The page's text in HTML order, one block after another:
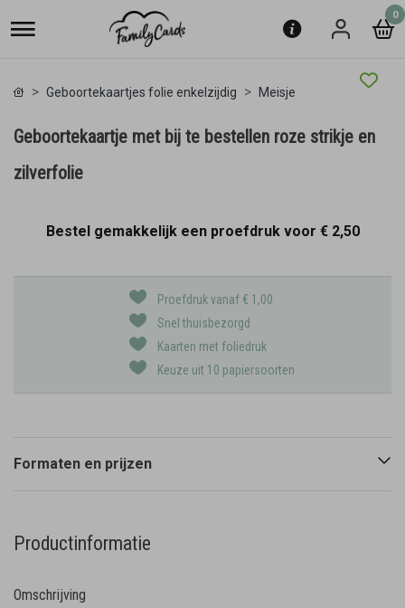
0
Geboortekaartjes folie enkelzijdig Meisje
Geboortekaartje met bij te bestellen roze strikje en
zilverfolie
Bestel gemakkelijk een proefdruk voor € 2,50
Proefdruk vanaf € 1,00
Snel thuisbezorgd
Kaarten met foliedruk
Keuze uit 10 papiersoorten
Formaten en prijzen
Productinformatie
Omschrijving